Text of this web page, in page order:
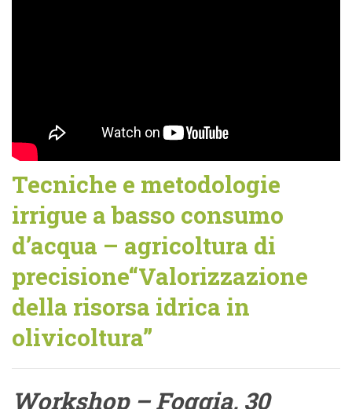
Tecniche e metodologie
irrigue a basso consumo
d’acqua – agricoltura di
precisione“Valorizzazione
della risorsa idrica in
olivicoltura”
Workshop – Foggia, 30